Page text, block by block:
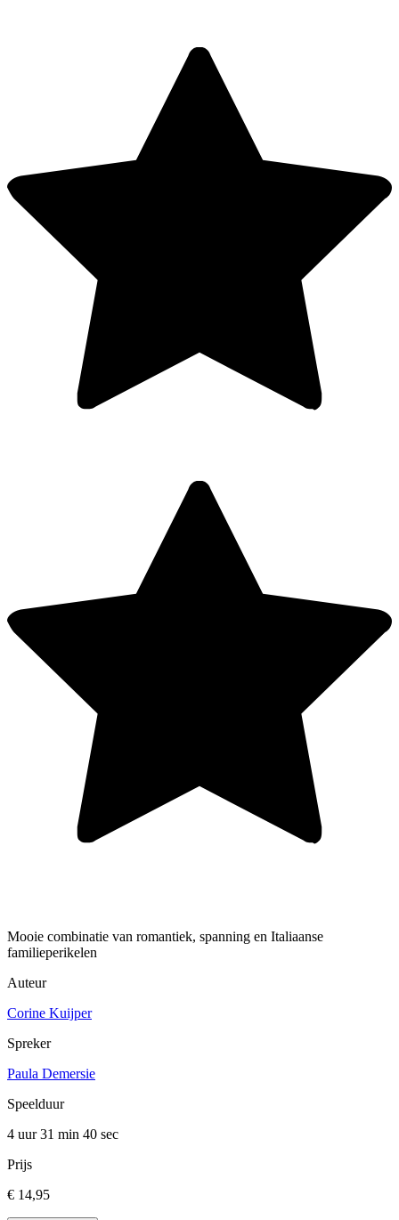
Mooie combinatie van romantiek, spanning en Italiaanse
familieperikelen
Auteur
Corine Kuijper
Spreker
Paula Demersie
Speelduur
4 uur 31 min 40 sec
Prijs
€ 14,95